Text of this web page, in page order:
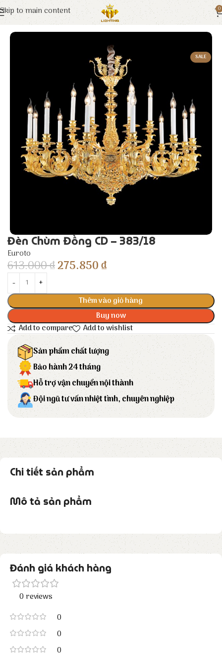
Skip to main content 0
Trang chủ Euroto Đèn Trang Trí
SALE
Đèn Chùm Đồng CD – 383/18
Euroto
613.000₫275.850₫
Thêm vào giỏ hàng
Buy now
Add to compare
Add to wishlist
Sản phẩm chất lượng
Bảo hành 24 tháng
Hỗ trợ vận chuyển nội thành
Đội ngũ tư vấn nhiệt tình, chuyên nghiệp
Chi tiết sản phẩm
Mô tả sản phẩm
Đánh giá khách hàng
0 reviews
0
0
0